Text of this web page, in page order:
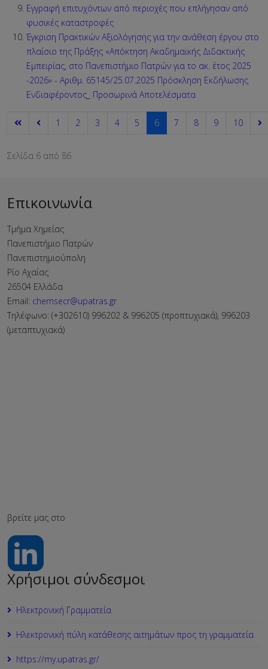
Εγγραφή επιτυχόντων από περιοχές που επλήγησαν από
φυσικές καταστροφές
Έγκριση Πρακτικών Αξιολόγησης για την ανάθεση έργου στο
πλαίσιο της Πράξης «Απόκτηση Ακαδημαϊκής Διδακτικής
Εμπειρίας, στο Πανεπιστήμιο Πατρών για το ακ. έτος 2025
-2026» - Αριθμ. 65145/25.07.2025 Πρόσκληση Εκδήλωσης
Ενδιαφέροντος_ Προσωρινά Αποτελέσματα
1 2 3 4 5 6 7 8 9 10
Σελίδα 6 από 86
Επικοινωνία
Τμήμα Χημείας
Πανεπιστήμιο Πατρών
Πανεπιστημιούπολη
Ρίο Αχαΐας
26504 Ελλάδα
Email: chemsecr@upatras.gr
Τηλέφωνο: (+302610) 996202 & 996205 (προπτυχιακά), 996203
(μεταπτυχιακά)
βρείτε μας στο
Χρήσιμοι σύνδεσμοι
Ηλεκτρονική Γραμματεία
Ηλεκτρονική πύλη κατάθεσης αιτημάτων προς τη γραμματεία
https://my.upatras.gr/